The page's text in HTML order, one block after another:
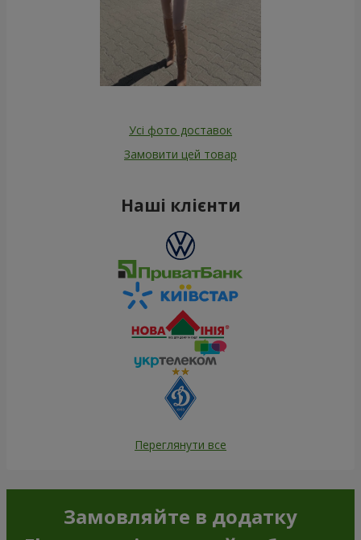
Усі фото доставок
Замовити цей товар
Наші клієнти
Переглянути все
Замовляйте в додатку